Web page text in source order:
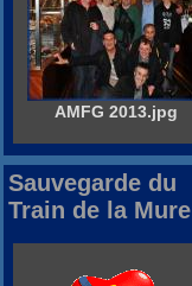
AMFG 2013.jpg
Sauvegarde du
Train de la Mure